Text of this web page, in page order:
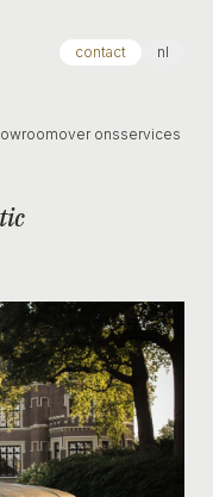
contact nl
over onsservices